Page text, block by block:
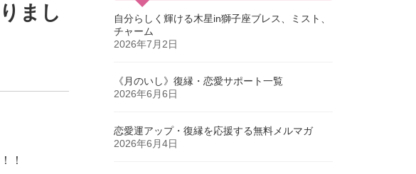
まし
！
自分らしく輝ける木星in獅子座ブレス、ミスト、
チャーム
2026年7月2日
《月のいし》復縁・恋愛サポート一覧
2026年6月6日
恋愛運アップ・復縁を応援する無料メルマガ
2026年6月4日